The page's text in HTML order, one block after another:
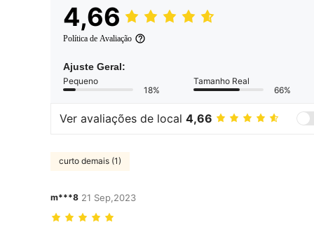
4,66
Política de Avaliação
Ajuste Geral:
Pequeno
18%
Tamanho Real
66%
Ver avaliações de local 4,66
curto demais (1)
m***8 21 Sep,2023